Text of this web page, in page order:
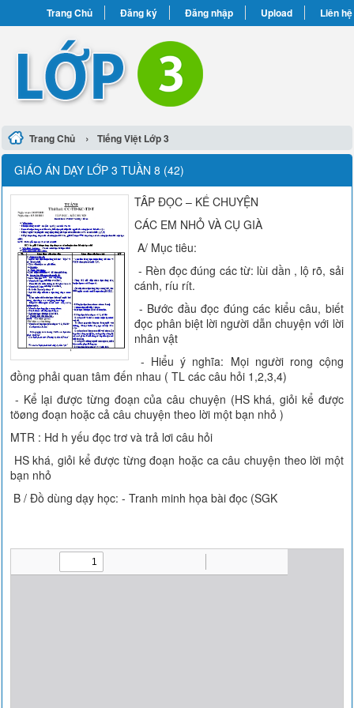
Trang Chủ Đăng ký Đăng nhập Upload Liên hệ
Trang Chủ › Tiếng Việt Lớp 3
GIÁO ÁN DẠY LỚP 3 TUẦN 8 (42)
TÂP ĐỌC – KỂ CHUYỆN
CÁC EM NHỎ VÀ CỤ GIÀ
A/ Mục tiêu:
- Rèn đọc đúng các từ: lùi dần , lộ rõ, sải
cánh, ríu rít.
- Bước đầu đọc đúng các kiểu câu, biết
đọc phân biệt lời người dẫn chuyện với lời
nhân vật
- Hiểu ý nghĩa: Mọi người rong cộng
đồng phải quan tâm đến nhau ( TL các câu hỏi 1,2,3,4)
- Kể lại được từng đoạn của câu chuyện (HS khá, giỏi kể được
töøng đoạn hoặc cả câu chuyện theo lời một bạn nhỏ )
MTR : Hd h yếu đọc trơ và trả lơi câu hỏi
HS khá, giỏi kể được từng đoạn hoặc ca câu chuyện theo lời một
bạn nhỏ
B / Đồ dùng dạy học: - Tranh minh họa bài đọc (SGK